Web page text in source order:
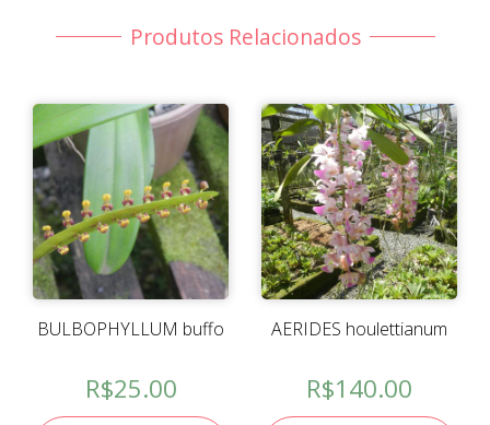
Produtos Relacionados
BULBOPHYLLUM buffo
R$25.00
AERIDES houlettianum
R$140.00